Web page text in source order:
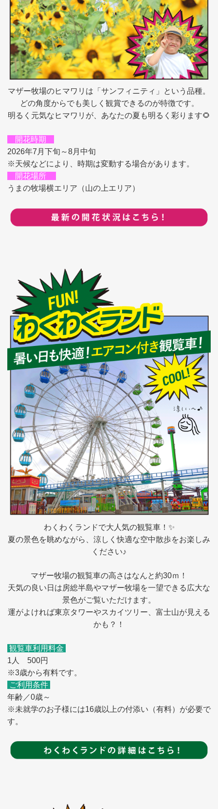
マザー牧場のヒマワリは「サンフィニティ」という品種。
どの角度からでも美しく観賞できるのが特徴です。
明るく元気なヒマワリが、あなたの夏も明るく彩ります🌻
開花時期
2026年7月下旬～8月中旬
※天候などにより、時期は変動する場合があります。
開花場所
うまの牧場横エリア（山の上エリア）
わくわくランドで大人気の観覧車！✨
夏の景色を眺めながら、涼しく快適な空中散歩をお楽しみ
ください♪
マザー牧場の観覧車の高さはなんと約30ｍ！
天気の良い日は房総半島やマザー牧場を一望できる広大な
景色がご覧いただけます。
運がよければ東京タワーやスカイツリー、富士山が見える
かも？！
観覧車利用料金
1人 500円
※3歳から有料です。
ご利用条件
年齢／0歳～
※未就学のお子様には16歳以上の付添い（有料）が必要で
す。